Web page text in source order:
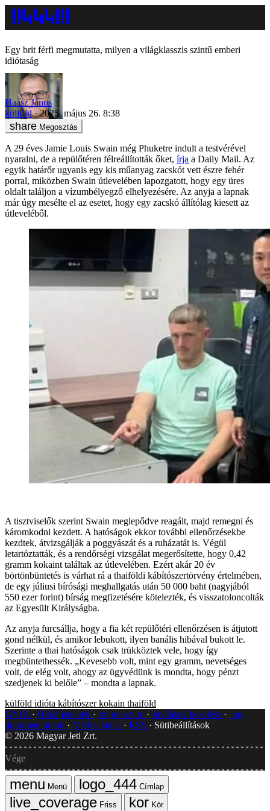
Egy brit férfi megmutatta, milyen a világklasszis szintű emberi
idiótaság
Haász János
külföld
2025. május 26. 8:38
Megosztás
A 29 éves Jamie Louis Swain még Phuketre indult a testvérével
nyaralni, de a repülőtéren félreállították őket, írja a Daily Mail. Az
egyik határőr ugyanis egy kis műanyag zacskót vett észre fehér
porral, miközben Swain útlevelében lapozgatott, hogy egy üres
oldalt találjon a vízumbélyegző elhelyezésére. Az anyja a lapnak
már úgy mesélte el az esetet, hogy egy zacskó állítólag kiesett az
útleveléből.
A tisztviselők szerint Swain meglepődve reagált, majd remegni és
káromkodni kezdett. A hatóságok ekkor további ellenőrzésekbe
kezdtek, átvizsgálják a poggyászát és a ruházatát is. Végül
letartóztatták, és a rendőrségi vizsgálat megerősítette, hogy 0,42
gramm kokaint találtak az útlevelében. Ezért akár 20 év
börtönbüntetés is várhat rá a thaiföldi kábítószertörvény értelmében,
de egy júliusi bírósági meghallgatás után 50 000 baht (nagyjából
550 ezer forint) bírság megfizetésére kötelezték, és visszatoloncolták
az Egyesült Királyságba.
Az anyja furcsállja, hogy a fia két repülőtéri ellenőrzésen is átjutott
gond nélkül, és amikor lebukott, ilyen banális hibával bukott le.
Szerinte a thai hatóságok csak trükköztek vele, hogy így
megbüntethessék. „Kevesebb volt, mint egy gramm, nevetséges
volt, de elég volt, ahogy az ügyvédünk is mondta, hogy pénzt
szedjenek ki belőle” – mondta a lapnak.
külföld idióta kábítószer kokain thaiföld
GYIK
Hibát jelentek Impresszum Javítások kezelése
Jogi
dokumentumok
Médiaajánlat RSS
Sütibeállítások
© 2026 Magyar Jeti Zrt.
Vége
Menü
Címlap
Friss
Kör